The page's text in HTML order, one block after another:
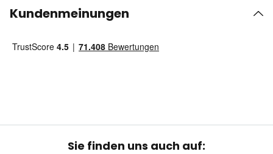
Kundenmeinungen
Sie finden uns auch auf: